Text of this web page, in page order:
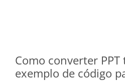
Como converter PPT
exemplo de código